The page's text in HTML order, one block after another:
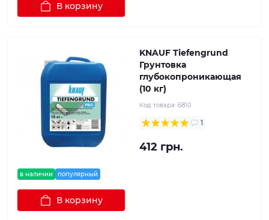
В корзину
в наличии популярный
KNAUF Tiefengrund
Грунтовка
глубокопроникающая
(10 кг)
Код товара: 6810
1
412 грн.
В корзину